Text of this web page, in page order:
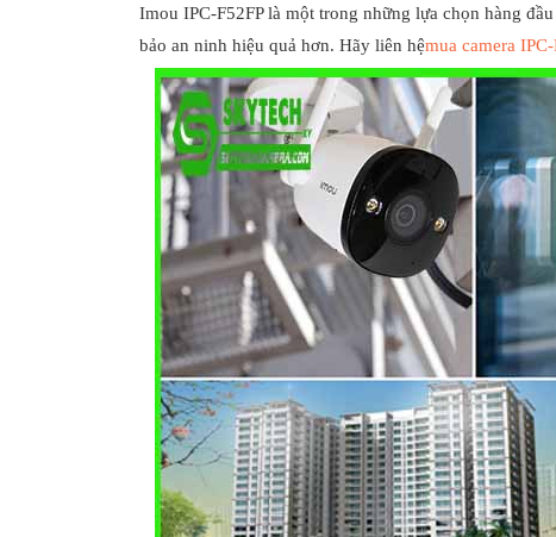
Imou IPC-F52FP là một trong những lựa chọn hàng
bảo an ninh hiệu quả hơn. Hãy liên hệmua camera